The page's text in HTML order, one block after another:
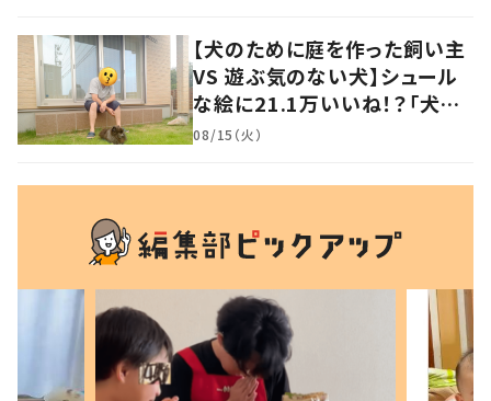
【犬のために庭を作った飼い主
VS 遊ぶ気のない犬】シュール
な絵に21.1万いいね！？「犬の
強い意志を感じる」
08/15（火）